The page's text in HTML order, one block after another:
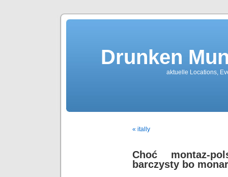
Drunken
aktuelle Locations,
« itally
Choć montaz-
barczysty bo